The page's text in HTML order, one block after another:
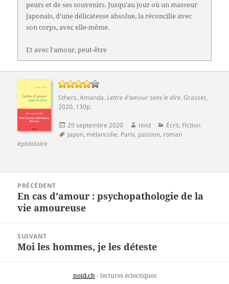
peurs et de ses souvenirs. Jusqu'au jour où un masseur
japonais, d'une délicatesse absolue, la réconcilie avec
son corps, avec elle-même.
Et avec l'amour, peut-être
Sthers, Amanda.Lettre d'amour sans le dire.Grasset,
2020, 130p.
Publié
le
29 septembre 2020 Auteur
noid Catégories
Écrit, Fiction
Mots-
Japon, mélancolie, Paris, passion, roman
épistolaire
l’article
PRÉCÉDENT
Article
précédent :
En cas d’amour : psychopathologie de la
vie amoureuse
SUIVANT
Article
Moi les hommes, je les déteste
noid.ch- lectures éclectiques